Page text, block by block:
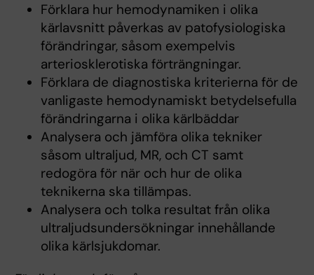
Förklara hur hemodynamiken i olika
kärlavsnitt påverkas av patofysiologiska
förändringar, såsom exempelvis
arteriosklerotiska förträngningar.
Förklara de diagnostiska kriterierna för de
vanligaste hemodynamiskt betydelsefulla
förändringarna i olika kärlbäddar
Analysera och jämföra olika tekniker
såsom ultraljud, MR, och CT samt
redogöra för när och hur de olika
teknikerna ska tillämpas.
Analysera och tolka resultat från olika
ultraljudsundersökningar innehållande
olika kärlsjukdomar.